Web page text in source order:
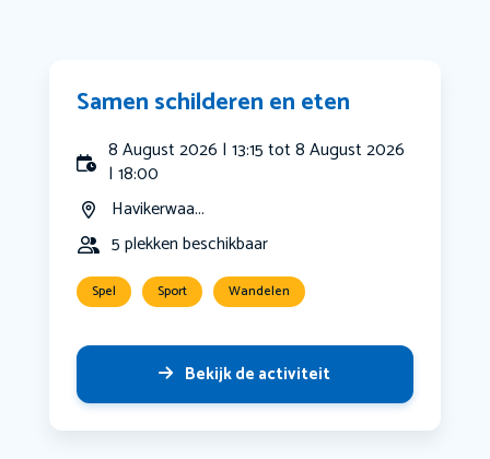
Samen schilderen en eten
8 August 2026 | 13:15 tot 8 August 2026
| 18:00
Havikerwaa...
5 plekken beschikbaar
Spel Sport Wandelen
Bekijk de activiteit